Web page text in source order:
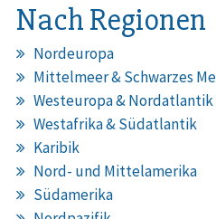
Nach Regionen
Nordeuropa
Mittelmeer & Schwarzes
Westeuropa & Nordatlantik
Westafrika & Südatlantik
Karibik
Nord- und Mittelamerika
Südamerika